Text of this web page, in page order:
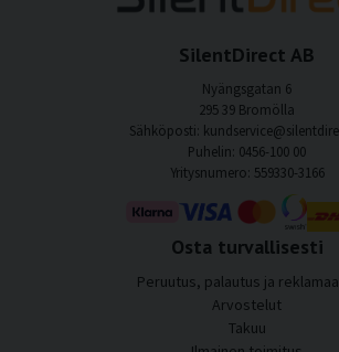
SilentDirect AB
Nyängsgatan 6
295 39 Bromölla
Sähköposti:
Puhelin: 0456-100 00
Yritysnumero: 559330-3166
Osta turvallisesti
Peruutus, palautus ja
Arvostelut
Takuu